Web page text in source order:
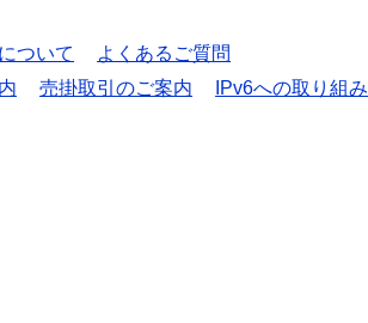
ついて
よくあるご質問
売掛取引のご案内
IPv6への取り組み